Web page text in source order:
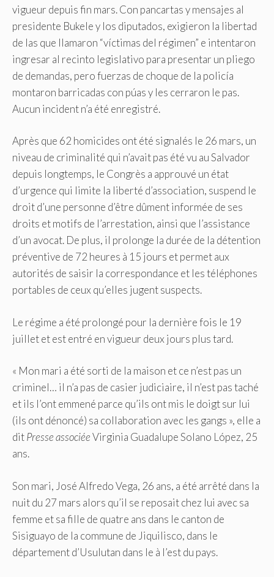
vigueur depuis fin mars. Con pancartas y mensajes al
presidente Bukele y los diputados, exigieron la libertad
de las que llamaron “víctimas del régimen” e intentaron
ingresar al recinto legislativo para presentar un pliego
de demandas, pero fuerzas de choque de la policía
montaron barricadas con púas y les cerraron le pas.
Aucun incident n’a été enregistré.
Après que 62 homicides ont été signalés le 26 mars, un
niveau de criminalité qui n’avait pas été vu au Salvador
depuis longtemps, le Congrès a approuvé un état
d’urgence qui limite la liberté d’association, suspend le
droit d’une personne d’être dûment informée de ses
droits et motifs de l’arrestation, ainsi que l’assistance
d’un avocat. De plus, il prolonge la durée de la détention
préventive de 72 heures à 15 jours et permet aux
autorités de saisir la correspondance et les téléphones
portables de ceux qu’elles jugent suspects.
Le régime a été prolongé pour la dernière fois le 19
juillet et est entré en vigueur deux jours plus tard.
« Mon mari a été sorti de la maison et ce n’est pas un
criminel… il n’a pas de casier judiciaire, il n’est pas taché
et ils l’ont emmené parce qu’ils ont mis le doigt sur lui
(ils ont dénoncé) sa collaboration avec les gangs », elle a
ditPresse associéeVirginia Guadalupe Solano López, 25
ans.
Son mari, José Alfredo Vega, 26 ans, a été arrêté dans la
nuit du 27 mars alors qu’il se reposait chez lui avec sa
femme et sa fille de quatre ans dans le canton de
Sisiguayo de la commune de Jiquilisco, dans le
département d’Usulutan dans le à l’est du pays.